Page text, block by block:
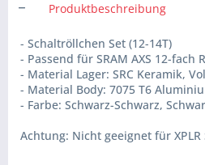
Produktbeschreibung
- Schaltröllchen Set (12-14T)
- Passend für SRAM AXS 12-fach
- Material Lager: SRC Keramik,
- Material Body: 7075 T6
- Farbe: Schwarz-Schwarz,
Achtung: Nicht geeignet für XPLR